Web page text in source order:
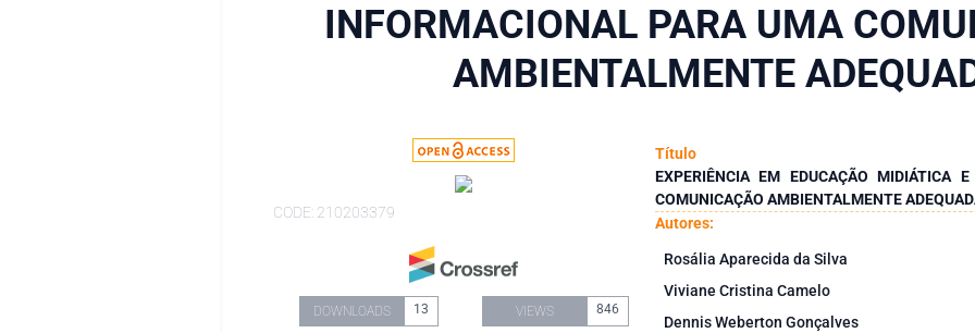
INFORMACIONAL PARA UMA
AMBIENTALMENTE
CODE: 210203379
DOWNLOADS 13 VIEWS 846
Título
EXPERIÊNCIA EM EDUCAÇÃO MIDIÁTICA
COMUNICAÇÃO AMBIENTALMENTE
Autores:
Rosália Aparecida da Silva
Viviane Cristina Camelo
Dennis Weberton Gonçalves